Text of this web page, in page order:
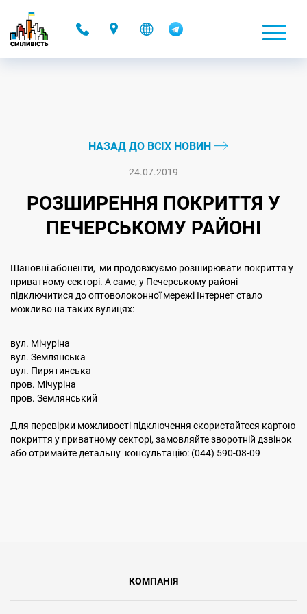
НАЗАД ДО ВСІХ НОВИН
24.07.2019
РОЗШИРЕННЯ ПОКРИТТЯ У
ПЕЧЕРСЬКОМУ РАЙОНІ
Шановні абоненти, ми продовжуємо розширювати покриття у
приватному секторі. А саме, у Печерському районі
підключитися до оптоволоконної мережі Інтернет стало
можливо на таких вулицях:
вул. Мічуріна
вул. Землянська
вул. Пирятинська
пров. Мічуріна
пров. Землянський
Для перевірки можливості підключення скористайтеся картою
покриття у приватному секторі, замовляйте зворотній дзвінок
або отримайте детальну консультацію: (044) 590-08-09
КОМПАНІЯ